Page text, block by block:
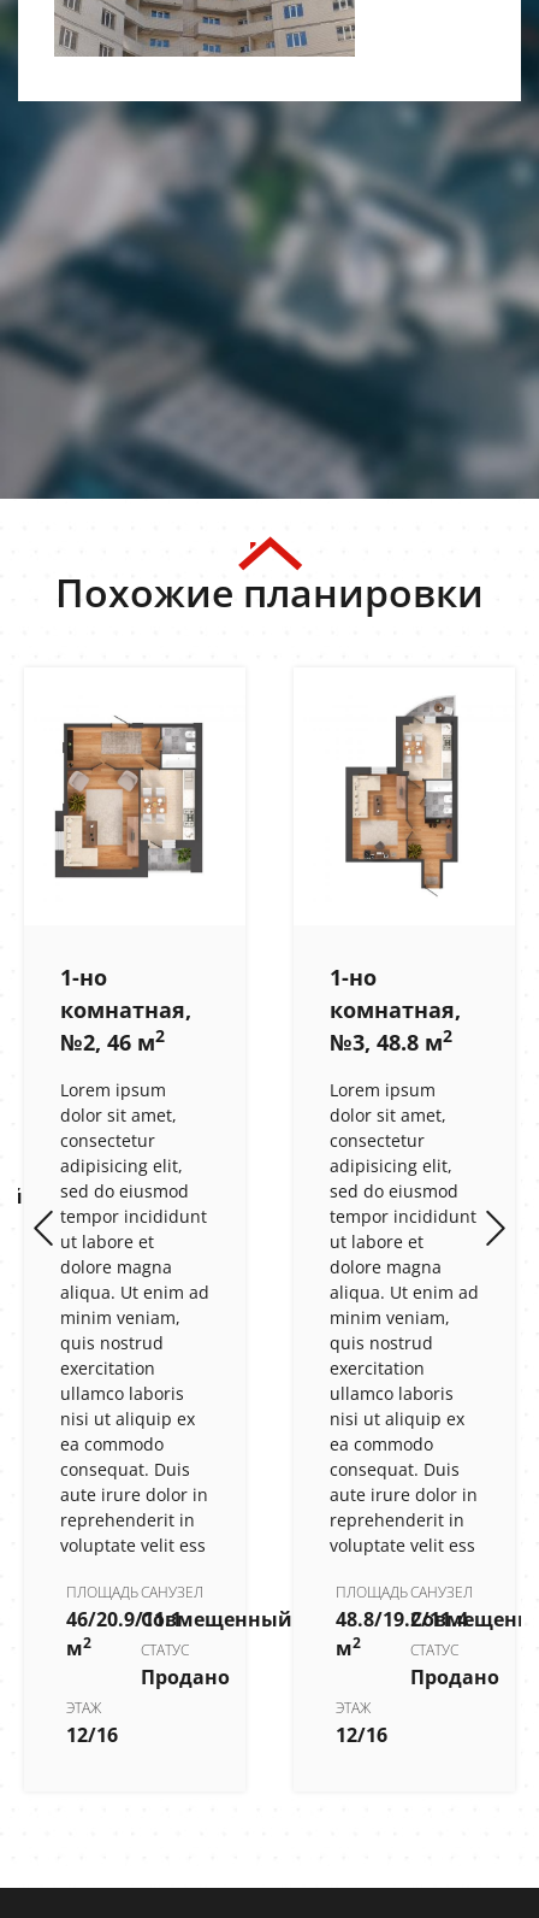
Похожие планировки
1-но
комнатная,
№2, 46 м2
Lorem ipsum
dolor sit amet,
consectetur
adipisicing elit,
sed do eiusmod
tempor incididunt
ut labore et
dolore magna
aliqua. Ut enim ad
minim veniam,
quis nostrud
exercitation
ullamco laboris
nisi ut aliquip ex
ea commodo
consequat. Duis
aute irure dolor in
reprehenderit in
voluptate velit ess
ПЛОЩАДЬ
46/20.9/11.1
м2
САНУЗЕЛ
Совмещенный
СТАТУС
Продано
ЭТАЖ
12/16
1-но
комнатная,
№3, 48.8 м2
Lorem ipsum
dolor sit amet,
consectetur
adipisicing elit,
sed do eiusmod
tempor incididunt
ut labore et
dolore magna
aliqua. Ut enim ad
minim veniam,
quis nostrud
exercitation
ullamco laboris
nisi ut aliquip ex
ea commodo
consequat. Duis
aute irure dolor in
reprehenderit in
voluptate velit ess
ПЛОЩАДЬ
48.8/19.2/11.4
м2
САНУЗЕЛ
СТАТУС
Продано
ЭТАЖ
12/16